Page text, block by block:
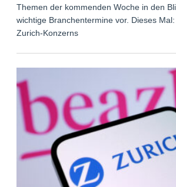
Themen der kommenden Woche in den
wichtige Branchentermine vor. Dieses
Zurich-Konzerns